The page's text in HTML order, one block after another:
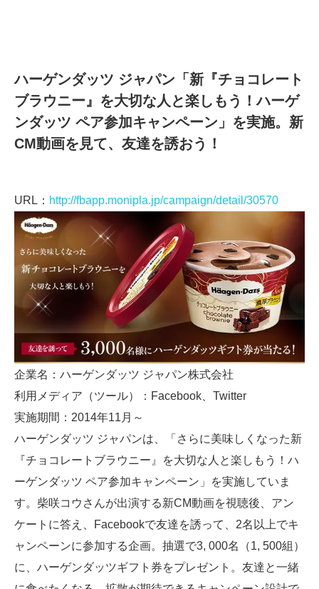
ハーゲンダッツ ジャパン「新『チョコレート
ブラウニー』を大切な人と楽しもう！ハーゲ
ンダッツ ペア参加キャンペーン」を実施。新
CM動画を見て、友達を誘おう！
URL： http://fbapp.monipla.jp/campaign/detail/30570
企業名：ハーゲンダッツ ジャパン株式会社
利用メディア（ツール）：Facebook、Twitter
実施期間：2014年11月～
ハーゲンダッツ ジャパンは、「さらに美味しくなった新
『チョコレートブラウニー』を大切な人と楽しもう！ハ
ーゲンダッツ ペア参加キャンペーン」を実施していま
す。柴咲コウさんが出演する新CM動画を視聴後、アン
ケートに答え、Facebookで友達を誘って、2名以上でキ
ャンペーンに参加する企画。抽選で3, 000名（1, 500組）
に、ハーゲンダッツギフト券をプレゼント。友達と一緒